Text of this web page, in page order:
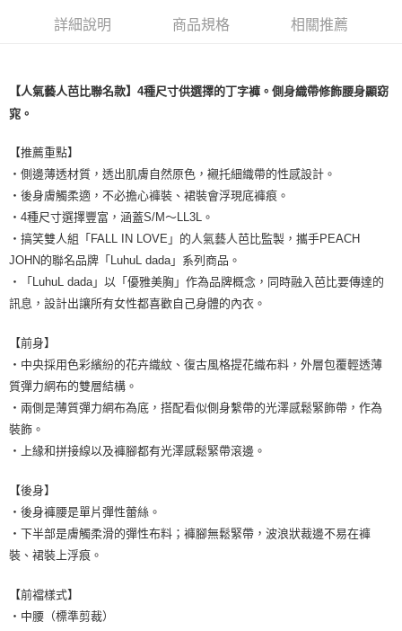
每筆NT$80，滿NT$1,500(含以上)免運費
每筆NT$100，滿NT$1,500(含以上)免運費
每筆NT$200，滿NT$1,500(含以上)免運費
詳細說明 商品規格 相關推薦
【人氣藝人芭比聯名款】4種尺寸供選擇的丁字褲。側身織帶修飾腰身顯窈
窕。
【推薦重點】
・側邊薄透材質，透出肌膚自然原色，襯托細織帶的性感設計。
・後身膚觸柔適，不必擔心褲裝、裙裝會浮現底褲痕。
・4種尺寸選擇豐富，涵蓋S/M～LL3L。
・搞笑雙人組「FALL IN LOVE」的人氣藝人芭比監製，攜手PEACH
JOHN的聯名品牌「LuhuL dada」系列商品。
・「LuhuL dada」以「優雅美胸」作為品牌概念，同時融入芭比要傳達的
訊息，設計出讓所有女性都喜歡自己身體的內衣。
【前身】
・中央採用色彩繽紛的花卉織紋、復古風格提花織布料，外層包覆輕透薄
質彈力網布的雙層結構。
・兩側是薄質彈力網布為底，搭配看似側身繫帶的光澤感鬆緊飾帶，作為
裝飾。
・上緣和拼接線以及褲腳都有光澤感鬆緊帶滾邊。
【後身】
・後身褲腰是單片彈性蕾絲。
・下半部是膚觸柔滑的彈性布料；褲腳無鬆緊帶，波浪狀裁邊不易在褲
裝、裙裝上浮痕。
【前襠樣式】
・中腰（標準剪裁）